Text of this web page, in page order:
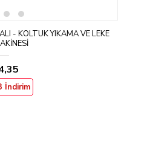
- KOLTUK YIKAMA VE LEKE
İndirim